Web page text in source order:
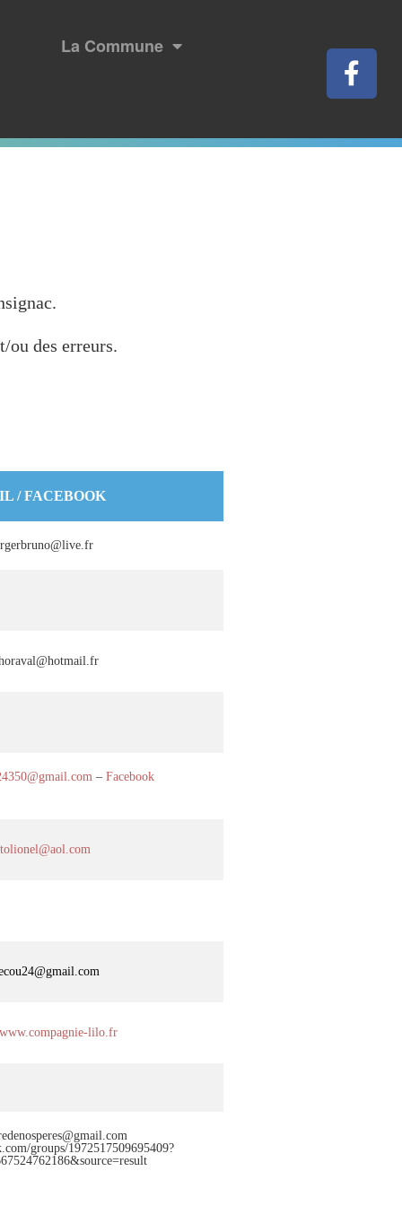
La Commune
ou des erreurs.
/ FACEBOOK
– Facebook
lilo.fr
groups/1972517509695409?